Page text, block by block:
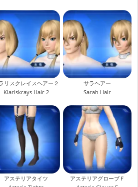
リスクレイスヘアー２
Klariskrays Hair 2
サラヘアー
Sarah Hair
アステリアタイツ
アステリアグローブＦ